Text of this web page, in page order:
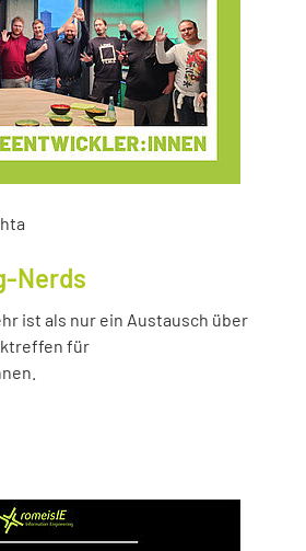
Nerds
ist als nur ein Austausch über
für